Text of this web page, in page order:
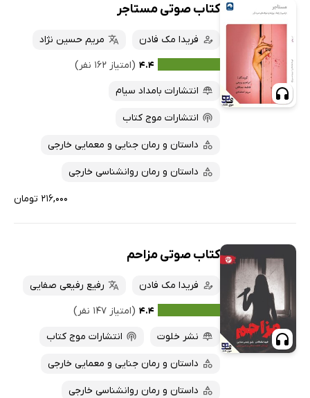
کتاب صوتی مستاجر
فریدا مک فادن
مریم حسین نژاد
۴.۴ (امتیاز ۱۶۲ نفر)
انتشارات بامداد سیام
انتشارات موج کتاب
داستان و رمان جنایی و معمایی خارجی
داستان و رمان روانشناسی خارجی
۲۱۶,۰۰۰ تومان
کتاب صوتی مزاحم
فریدا مک فادن
رفیع رفیعی صفایی
۴.۴ (امتیاز ۱۴۷ نفر)
نشر خلوت
انتشارات موج کتاب
داستان و رمان جنایی و معمایی خارجی
داستان و رمان روانشناسی خارجی